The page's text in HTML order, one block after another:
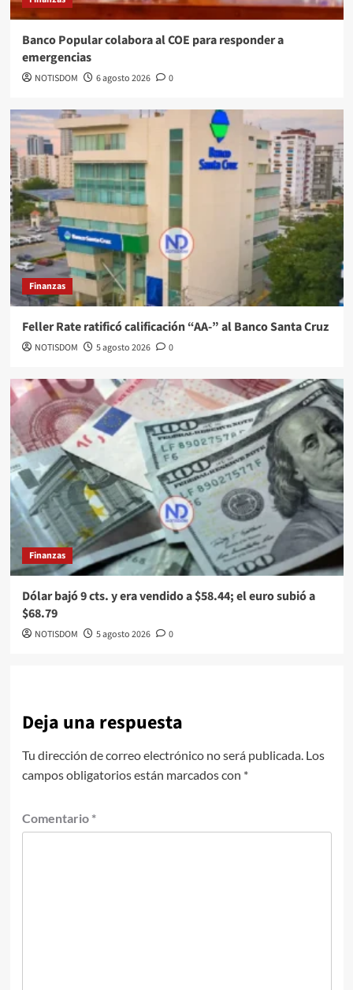
Banco Popular colabora al COE para responder a
emergencias
NOTISDOM 6 agosto 2026 0
Finanzas
Feller Rate ratificó calificación “AA-” al Banco Santa Cruz
NOTISDOM 5 agosto 2026 0
Finanzas
Dólar bajó 9 cts. y era vendido a $58.44; el euro subió a
$68.79
NOTISDOM 5 agosto 2026 0
Deja una respuesta
Tu dirección de correo electrónico no será publicada. Los
campos obligatorios están marcados con *
Comentario *